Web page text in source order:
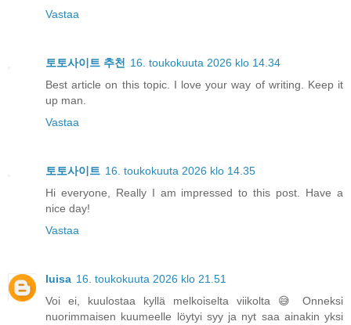
Vastaa
토토사이트 추천 16. toukokuuta 2026 klo 14.34
Best article on this topic. I love your way of writing. Keep it
up man.
Vastaa
토토사이트 16. toukokuuta 2026 klo 14.35
Hi everyone, Really I am impressed to this post. Have a
nice day!
Vastaa
luisa 16. toukokuuta 2026 klo 21.51
Voi ei, kuulostaa kyllä melkoiselta viikolta 😅 Onneksi
nuorimmaisen kuumeelle löytyi syy ja nyt saa ainakin yksi